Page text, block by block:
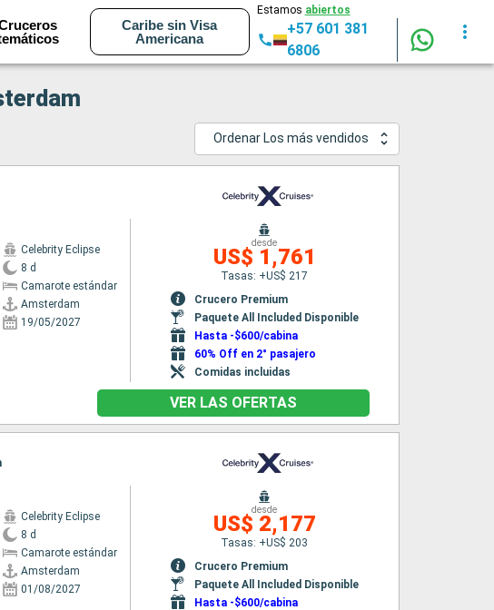
Caribe sin Visa
Americana
Estamos abiertos
+57 601 381
6806
Ordenar Los más vendidos
Celebrity Eclipse
8 d
Camarote estándar
Amsterdam
19/05/2027
desde
US$ 1,761
Tasas: +US$ 217
Crucero Premium
Paquete All Included Disponible
Hasta -$600/cabina
60% Off en 2° pasajero
Comidas incluidas
VER LAS OFERTAS
Celebrity Eclipse
8 d
Camarote estándar
Amsterdam
01/08/2027
desde
US$ 2,177
Tasas: +US$ 203
Crucero Premium
Paquete All Included Disponible
Hasta -$600/cabina